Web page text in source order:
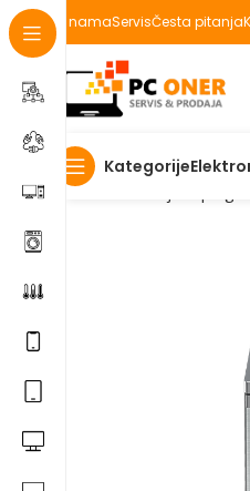
O namaServisČesta pitanja
Kategorije
Početna